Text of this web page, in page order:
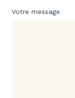
Votre message